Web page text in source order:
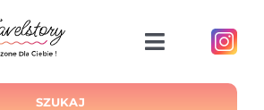
Toggle
START
SZUKAJ